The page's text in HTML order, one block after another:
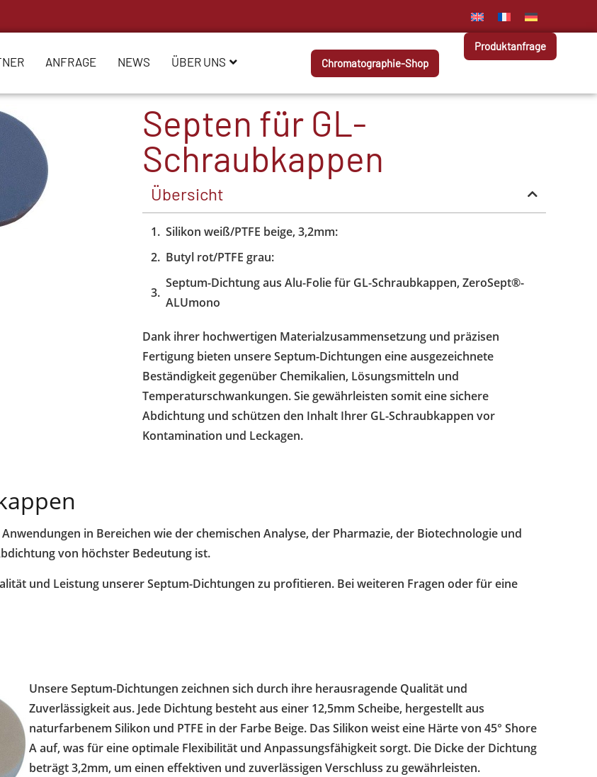
ANFRAGE NEWS ÜBER UNS Chromatographie-Shop
Produktanfrage
Septen für GL-
Schraubkappen
Übersicht
Silikon weiß/PTFE beige, 3,2mm:
Butyl rot/PTFE grau:
Septum-Dichtung aus Alu-Folie für GL-Schraubkappen, ZeroSept®-
ALUmono
Dank ihrer hochwertigen Materialzusammensetzung und präzisen
Fertigung bieten unsere Septum-Dichtungen eine ausgezeichnete
Beständigkeit gegenüber Chemikalien, Lösungsmitteln und
Temperaturschwankungen. Sie gewährleisten somit eine sichere
Abdichtung und schützen den Inhalt Ihrer GL-Schraubkappen vor
Kontamination und Leckagen.
in Bereichen wie der chemischen Analyse, der Pharmazie, der Biotechnologie und
von höchster Bedeutung ist.
und Leistung unserer Septum-Dichtungen zu profitieren. Bei weiteren Fragen oder für eine
Unsere Septum-Dichtungen zeichnen sich durch ihre herausragende Qualität und
Zuverlässigkeit aus. Jede Dichtung besteht aus einer 12,5mm Scheibe, hergestellt aus
naturfarbenem Silikon und PTFE in der Farbe Beige. Das Silikon weist eine Härte von 45° Shore
A auf, was für eine optimale Flexibilität und Anpassungsfähigkeit sorgt. Die Dicke der Dichtung
beträgt 3,2mm, um einen effektiven und zuverlässigen Verschluss zu gewährleisten.